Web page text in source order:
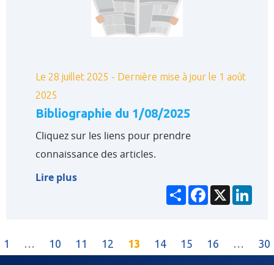
Le 28 juillet 2025 - Dernière mise à jour le 1 août
2025
Bibliographie du 1/08/2025
Cliquez sur les liens pour prendre
connaissance des articles.
Lire plus
PartagerFacebook
X
1 … 10 11 12 13 (current)
14 15 16 … 30